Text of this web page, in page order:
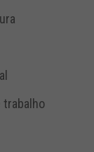
trabalho